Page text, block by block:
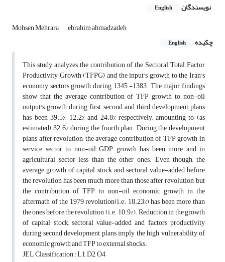
نویسندگان English
Mohsen Mehrara
ebrahim ahmadzadeh
چکیده
English
This study analyzes the contribution of the Sectoral Total Factor
Productivity Growth (TFPG) and the input's growth to the Iran's
economy sectors growth during 1345 -1383. The major findings
show that the average contribution of TFP growth to non-oil
output's growth during first, second and third development plans
has been 39.5%, 12.2% and 24.8% respectively, amounting to (as
estimated) 32.6% during the fourth plan. During the development
plans after revolution, the average contribution of TFP growth in
service sector to non-oil GDP growth has been more and in
agricultural sector less than the other ones. Even though, the
average growth of capital stock and sectoral value-added before
the revolution has been much more than those after revolution, but
the contribution of TFP to non-oil economic growth in the
aftermath of the 1979 revolution(i.e. 18.23%) has been more than
the ones before the revolution (i.e. 10.9%). Reduction in the growth
of capital stock, sectoral value-added and factors productivity
during second development plans imply the high vulnerability of
economic growth and TFP to external shocks.
JEL Classification : L1, D2, O4